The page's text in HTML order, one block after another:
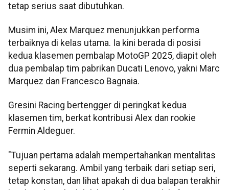
tetap serius saat dibutuhkan.
Musim ini, Alex Marquez menunjukkan performa
terbaiknya di kelas utama. Ia kini berada di posisi
kedua klasemen pembalap MotoGP 2025, diapit oleh
dua pembalap tim pabrikan Ducati Lenovo, yakni Marc
Marquez dan Francesco Bagnaia.
Gresini Racing bertengger di peringkat kedua
klasemen tim, berkat kontribusi Alex dan rookie
Fermin Aldeguer.
"Tujuan pertama adalah mempertahankan mentalitas
seperti sekarang. Ambil yang terbaik dari setiap seri,
tetap konstan, dan lihat apakah di dua balapan terakhir